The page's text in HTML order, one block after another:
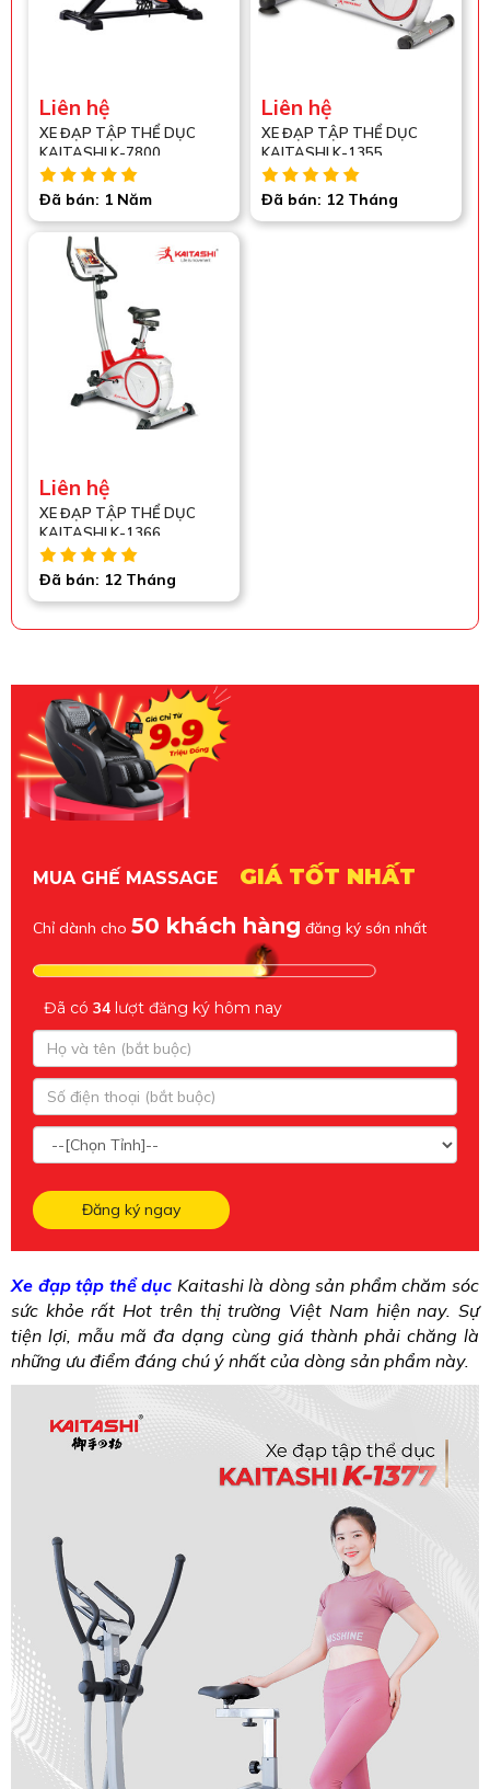
Liên hệ
XE ĐẠP TẬP THỂ DỤC
KAITASHI K-7800
Đã bán: 1 Năm
Liên hệ
XE ĐẠP TẬP THỂ DỤC
KAITASHI K-1355
Đã bán: 12 Tháng
Liên hệ
XE ĐẠP TẬP THỂ DỤC
KAITASHI K-1366
Đã bán: 12 Tháng
MUA GHẾ MASSAGE GIÁ TỐT NHẤT
Chỉ dành cho 50 khách hàng đăng ký sớn nhất
Đã có 34 lượt đăng ký hôm nay
Đăng ký ngay
Xe đạp tập thể dục Kaitashi là dòng sản phẩm chăm sóc
sức khỏe rất Hot trên thị trường Việt Nam hiện nay. Sự
tiện lợi, mẫu mã đa dạng cùng giá thành phải chăng là
những ưu điểm đáng chú ý nhất của dòng sản phẩm này.